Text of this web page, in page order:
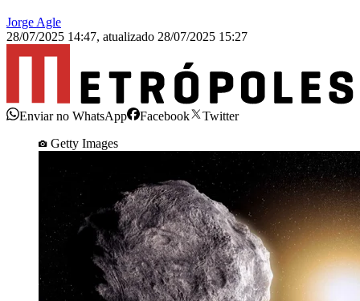
Jorge Agle
28/07/2025 14:47, atualizado 28/07/2025 15:27
Enviar no WhatsApp Facebook
Twitter
Getty Images